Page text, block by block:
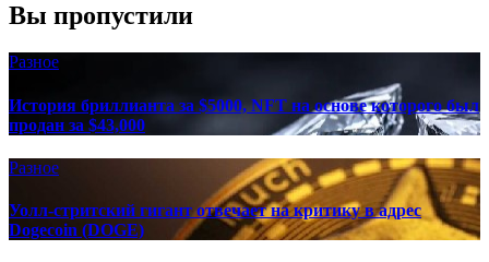
Вы пропустили
Разное
История бриллианта за $5000, NFT на основе которого был
продан за $43,000
Разное
Уолл-стритский гигант отвечает на критику в адрес
Dogecoin (DOGE)